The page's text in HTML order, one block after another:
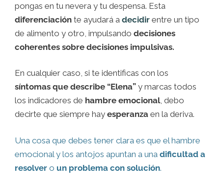
pongas en tu nevera y tu despensa. Esta
diferenciación te ayudará a decidir entre un tipo
de alimento y otro, impulsando decisiones
coherentes sobre decisiones impulsivas.
En cualquier caso, si te identificas con los
síntomas que describe “Elena” y marcas todos
los indicadores de hambre emocional, debo
decirte que siempre hay esperanza en la deriva.
Una cosa que debes tener clara es que el hambre
emocional y los antojos apuntan a una dificultad a
resolver o un problema con solución.